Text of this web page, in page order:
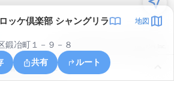
© ONE COMPATH © GeoTechnologies Inc.
ッケ倶楽部 シャングリラ 地図
鍛冶町１－９－８
共有 ルート
小倉北区大田町２